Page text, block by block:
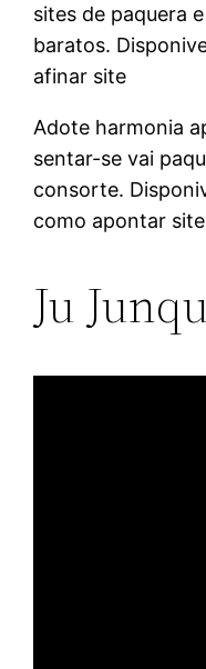
sites de paquera
baratos.
afinar site
Adote harmonia
sentar-se vai
consorte.
como apontar
Ju